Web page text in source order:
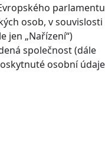
parlamentu
osob, v souvislosti
jen „Nařízení“)
společnost (dále
osobní údaje